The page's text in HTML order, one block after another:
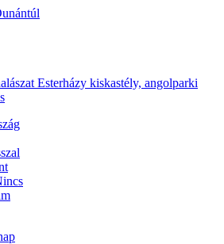
Esterházy kiskastély, angolparki